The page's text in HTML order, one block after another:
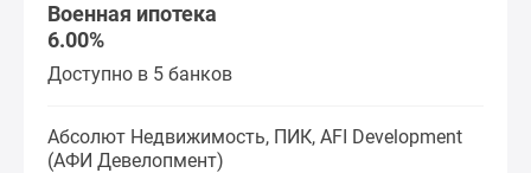
Военная ипотека
6.00%
Доступно в 5 банков
Абсолют Недвижимость, ПИК, AFI Development
(АФИ Девелопмент)